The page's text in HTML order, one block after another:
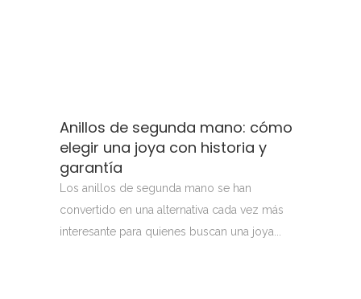
Anillos de segunda mano: cómo
elegir una joya con historia y
garantía
Los anillos de segunda mano se han
convertido en una alternativa cada vez más
interesante para quienes buscan una joya...